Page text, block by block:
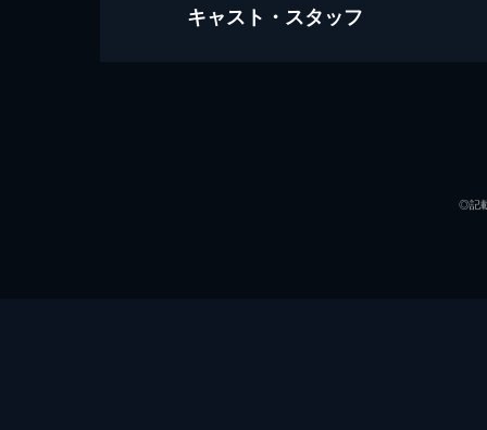
劇場版 呪術廻戦 0
キャスト・スタッフ
◎記